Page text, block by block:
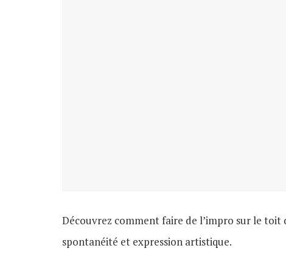
Découvrez comment faire de l’impro sur le
spontanéité et expression artistique.